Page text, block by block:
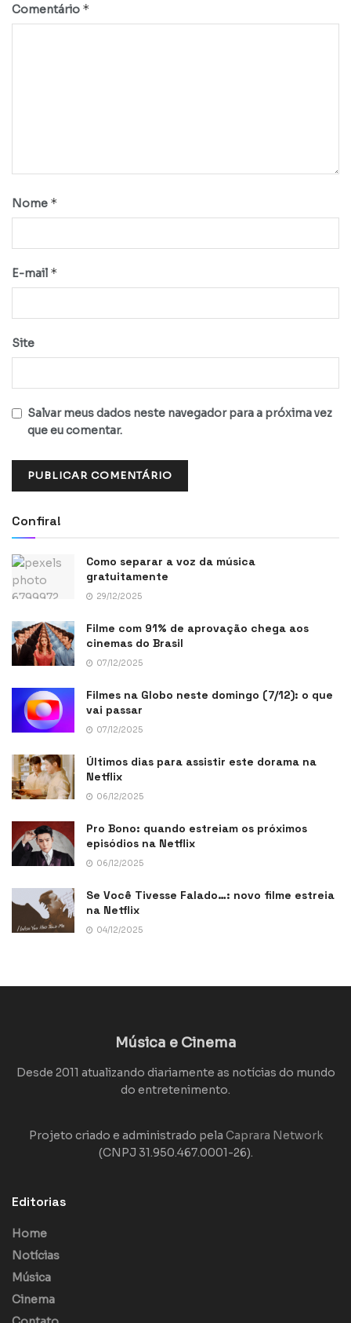
Comentário *
Nome *
E-mail *
Site
Salvar meus dados neste navegador para a próxima vez
que eu comentar.
Confira!
Como separar a voz da música
gratuitamente
29/12/2025
Filme com 91% de aprovação chega aos
cinemas do Brasil
07/12/2025
Filmes na Globo neste domingo (7/12): o que
vai passar
07/12/2025
Últimos dias para assistir este dorama na
Netflix
06/12/2025
Pro Bono: quando estreiam os próximos
episódios na Netflix
06/12/2025
Se Você Tivesse Falado…: novo filme estreia
na Netflix
04/12/2025
Música e Cinema
Desde 2011 atualizando diariamente as notícias do mundo
do entretenimento.
Projeto criado e administrado pela Caprara Network
(CNPJ 31.950.467.0001-26).
Editorias
Home
Notícias
Música
Cinema